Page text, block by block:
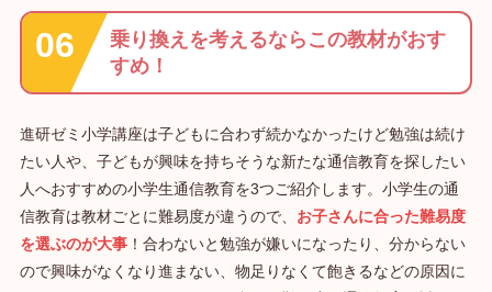
乗り換えを考えるならこの教材がおす
すめ！
進研ゼミ小学講座は子どもに合わず続かなかったけど勉強は続け
たい人や、子どもが興味を持ちそうな新たな通信教育を探したい
人へおすすめの小学生通信教育を3つご紹介します。小学生の通
信教育は教材ごとに難易度が違うので、 お子さんに合った難易度
を選ぶのが大事！合わないと勉強が嫌いになったり、分からない
ので興味がなくなり進まない、物足りなくて飽きるなどの原因に